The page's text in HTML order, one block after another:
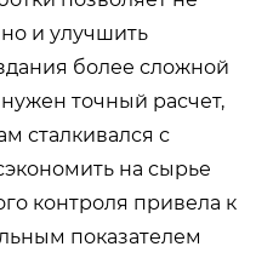
но и улучшить
более сложной
точный расчет,
сталкивался с
на сырье
контроля привела к
показателем